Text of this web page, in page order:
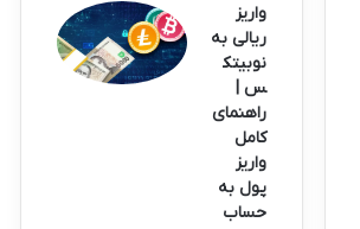
واریز
ریالی به
نوبیتک
س |
راهنمای
کامل
واریز
پول به
حساب